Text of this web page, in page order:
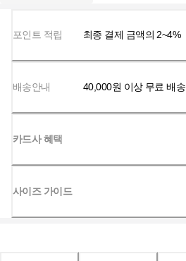
포인트 적립 최종 결제 금액의 2~4%
배송안내 40,000원 이상 무료 배송
카드사 혜택
사이즈 가이드